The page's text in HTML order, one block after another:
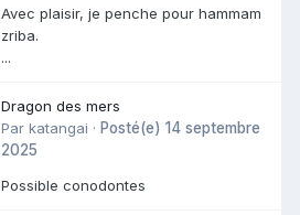
Avec plaisir, je penche pour hammam
zriba.
...
Dragon des mers
Par katangai · Posté(e) 14 septembre
2025
Possible conodontes